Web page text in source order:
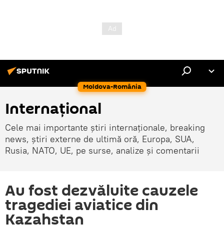
Moldova-România
Internaţional
Cele mai importante știri internaționale, breaking
news, știri externe de ultimă oră, Europa, SUA,
Rusia, NATO, UE, pe surse, analize și comentarii
Au fost dezvăluite cauzele
tragediei aviatice din
Kazahstan